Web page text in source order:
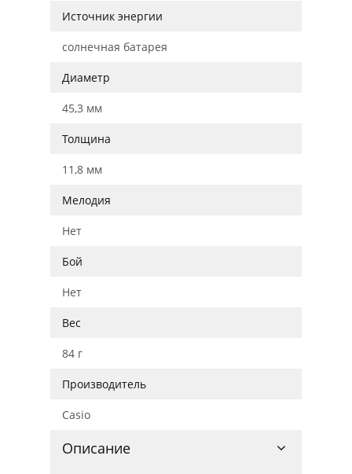
Источник энергии
солнечная батарея
Диаметр
45,3 мм
Толщина
11,8 мм
Мелодия
Нет
Бой
Нет
Вес
84 г
Производитель
Casio
Описание